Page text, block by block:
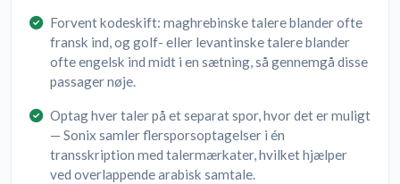
Forvent kodeskift: maghrebinske talere blander ofte
fransk ind, og golf- eller levantinske talere blander
ofte engelsk ind midt i en sætning, så gennemgå disse
passager nøje.
Optag hver taler på et separat spor, hvor det er muligt
— Sonix samler flersporsoptagelser i én
transskription med talermærkater, hvilket hjælper
ved overlappende arabisk samtale.